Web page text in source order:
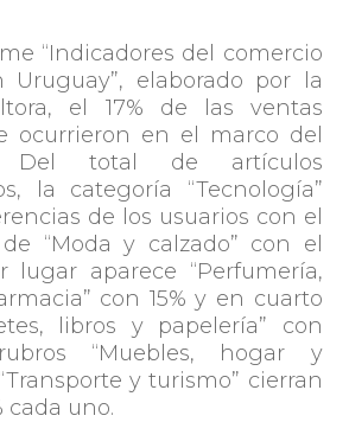
“Indicadores del comercio
Uruguay”, elaborado por la
el 17% de las ventas
ocurrieron en el marco del
Del total de artículos
la categoría “Tecnología”
de los usuarios con el
“Moda y calzado” con el
lugar aparece “Perfumería,
con 15% y en cuarto
libros y papelería” con
“Muebles, hogar y
y turismo” cierran
cada uno.